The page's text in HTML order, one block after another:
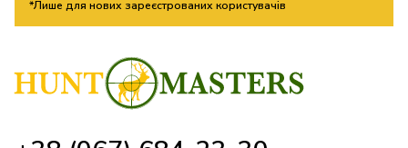
*Лише для нових зареєстрованих користувачів